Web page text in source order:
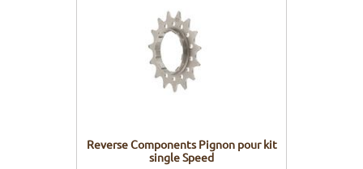
Reverse Components Pignon pour kit
single Speed